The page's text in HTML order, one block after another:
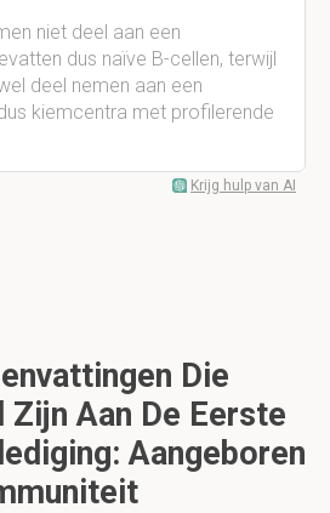
niet deel aan een
dus naïve B-cellen, terwijl
deel nemen aan een
kiemcentra met profilerende
Krijg hulp van AI
Die
Zijn Aan De Eerste
Aangeboren